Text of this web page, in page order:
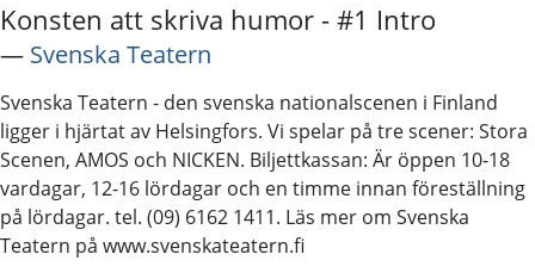
Konsten att skriva humor - #1 Intro
― Svenska Teatern
Svenska Teatern - den svenska nationalscenen i Finland
ligger i hjärtat av Helsingfors. Vi spelar på tre scener: Stora
Scenen, AMOS och NICKEN. Biljettkassan: Är öppen 10-18
vardagar, 12-16 lördagar och en timme innan föreställning
på lördagar. tel. (09) 6162 1411. Läs mer om Svenska
Teatern på www.svenskateatern.fi